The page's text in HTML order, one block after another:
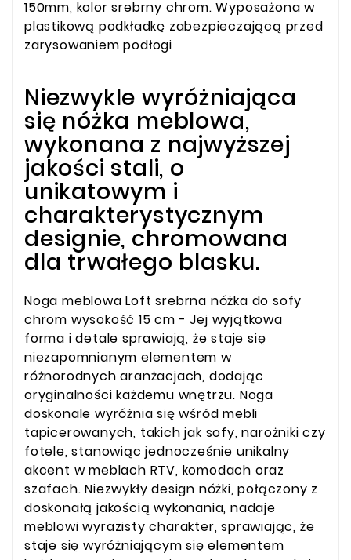
150mm, kolor srebrny chrom. Wyposażona w
plastikową podkładkę zabezpieczającą przed
zarysowaniem podłogi
Niezwykle wyróżniająca
się nóżka meblowa,
wykonana z najwyższej
jakości stali, o
unikatowym i
charakterystycznym
designie, chromowana
dla trwałego blasku.
Noga meblowa Loft srebrna nóżka do sofy
chrom wysokość 15 cm - Jej wyjątkowa
forma i detale sprawiają, że staje się
niezapomnianym elementem w
różnorodnych aranżacjach, dodając
oryginalności każdemu wnętrzu. Noga
doskonale wyróżnia się wśród mebli
tapicerowanych, takich jak sofy, narożniki czy
fotele, stanowiąc jednocześnie unikalny
akcent w meblach RTV, komodach oraz
szafach. Niezwykły design nóżki, połączony z
doskonałą jakością wykonania, nadaje
meblowi wyrazisty charakter, sprawiając, że
staje się wyróżniającym się elementem